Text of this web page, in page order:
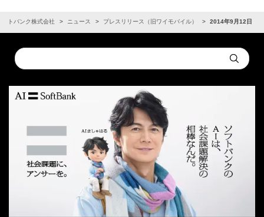
フトバンク株式会社 ニュース プレスリリース（旧ワイモバイル） 2014年9月12日
Conduct
a
Submit